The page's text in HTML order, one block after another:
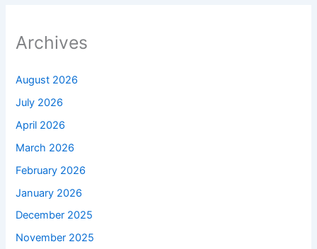
Archives
August 2026
July 2026
April 2026
March 2026
February 2026
January 2026
December 2025
November 2025